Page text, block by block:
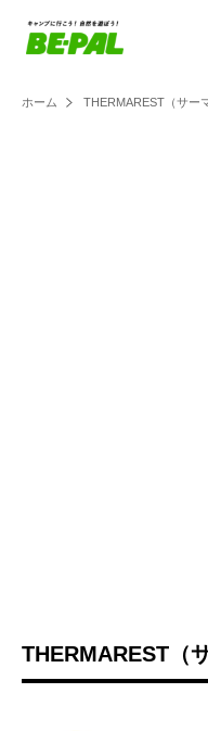
ホーム THERMAREST（サー
THERMAREST（